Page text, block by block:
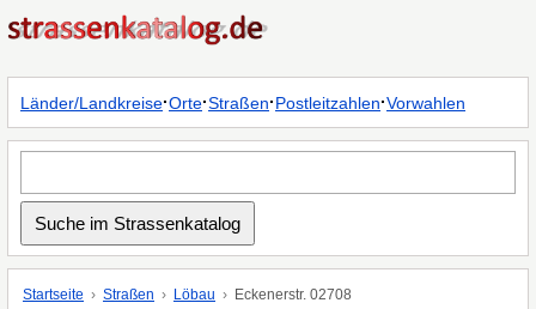
Länder/Landkreise·Orte·Straßen·Postleitzahlen·Vorwahlen
Startseite Straßen Löbau Eckenerstr. 02708